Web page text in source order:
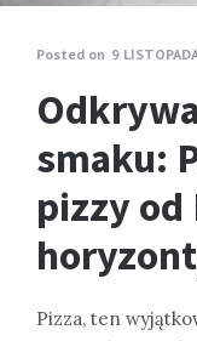
Posted on 9
smaku:
pizzy od
Pizza, ten